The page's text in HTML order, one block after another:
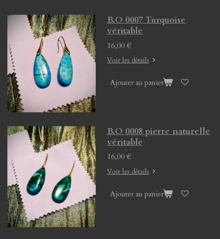
B.O 0007 Turquoise
véritable
16,00 €
Voir les détails
Ajouter au panier
B.O 0008 pierre naturelle
véritable
16,00 €
Voir les détails
Ajouter au panier